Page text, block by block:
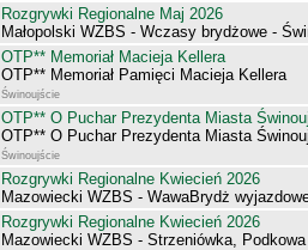
Rozgrywki Regionalne Maj 2026
Małopolski WZBS - Wczasy brydżowe -
OTP** Memoriał Macieja Kellera
OTP** Memoriał Pamięci Macieja Kellera
Świnoujście
OTP** O Puchar Prezydenta Miasta
OTP** O Puchar Prezydenta Miasta
Świnoujście
Rozgrywki Regionalne Kwiecień 2026
Mazowiecki WZBS - WawaBrydż
Rozgrywki Regionalne Kwiecień 2026
Mazowiecki WZBS - Strzeniówka,